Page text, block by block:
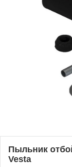
Пыльник
Vesta